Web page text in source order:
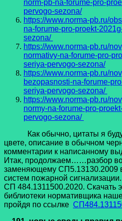
norm-pb-na-forume-pro-
pervogo-sezona/
https://www.norma-pb.ru/
na-forume-pro-proekt-
sezona/
https://www.norma-pb.ru/
normativy-na-forume-pro-
seriya-pervogo-sezona/
https://www.norma-pb.ru/
bezopasnosti-na-forume-
seriya-pervogo-sezona/
https://www.norma-pb.ru/
normy-na-forume-pro-
pervogo-sezona/
Как обычно, цитаты я буду
цвете, описание в обычном
комментарии к написанному
Итак, продолжаем……разбор
заменяющему СП5.13130.2009
систем пожарной
СП 484.1311500.2020. Скачать
библиотеки нормативщика
пройдя по ссылке